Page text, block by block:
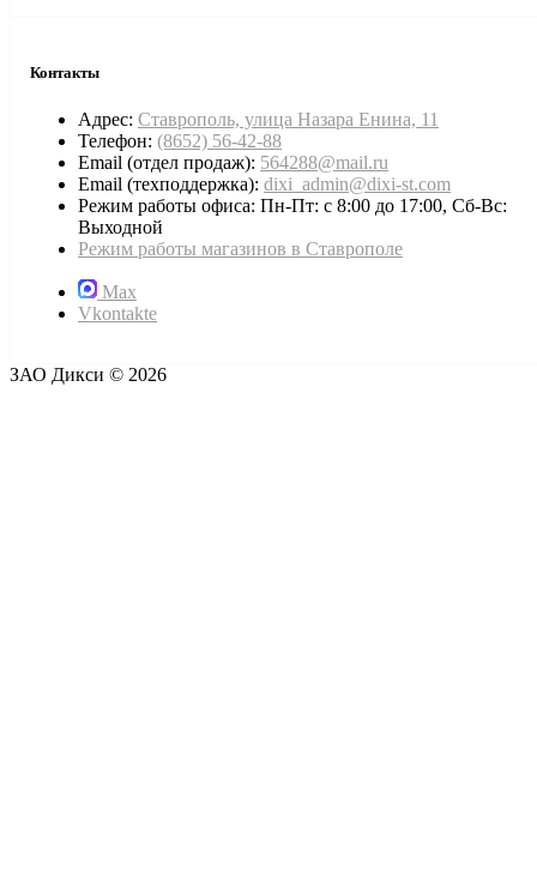
Контакты
Адрес: Ставрополь, улица Назара Енина, 11
Телефон: (8652) 56-42-88
Email (отдел продаж): 564288@mail.ru
Email (техподдержка): dixi_admin@dixi-st.com
Режим работы офиса: Пн-Пт: с 8:00 до 17:00, Сб-Вс:
Выходной
Режим работы магазинов в Ставрополе
Max
Vkontakte
ЗАО Дикси © 2026